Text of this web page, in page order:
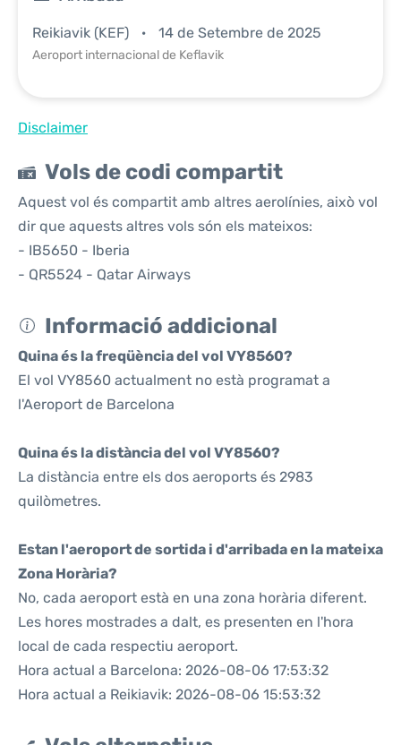
Reikiavik (KEF) 14 de Setembre de 2025
Aeroport internacional de Keflavik
Disclaimer
Vols de codi compartit
Aquest vol és compartit amb altres aerolínies, això vol
dir que aquests altres vols són els mateixos:
- IB5650 - Iberia
- QR5524 - Qatar Airways
Informació addicional
Quina és la freqüència del vol VY8560?
El vol VY8560 actualment no està programat a
l'Aeroport de Barcelona
Quina és la distància del vol VY8560?
La distància entre els dos aeroports és 2983
quilòmetres.
Estan l'aeroport de sortida i d'arribada en la mateixa
Zona Horària?
No, cada aeroport està en una zona horària diferent.
Les hores mostrades a dalt, es presenten en l'hora
local de cada respectiu aeroport.
Hora actual a Barcelona: 2026-08-06 17:53:32
Hora actual a Reikiavik: 2026-08-06 15:53:32